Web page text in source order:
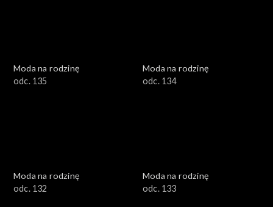
Moda na rodzinę
odc. 135
Moda na rodzinę
odc. 134
Moda na rodzinę
odc. 132
Moda na rodzinę
odc. 133